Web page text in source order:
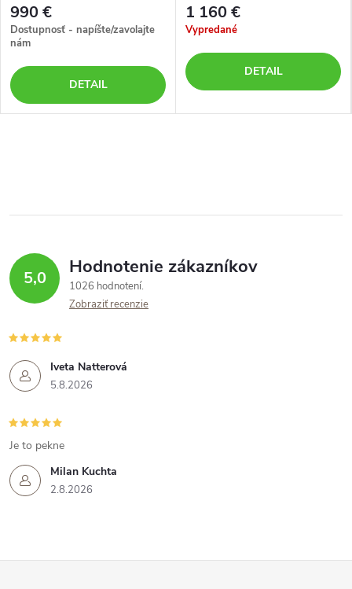
990 €
Dostupnosť - napíšte/zavolajte
nám
DETAIL
1 160 €
Vypredané
DETAIL
5,0 Hodnotenie zákazníkov
1026 hodnotení
Zobraziť recenzie
Iveta Natterová
5.8.2026
Milan Kuchta
2.8.2026
Je to pekne